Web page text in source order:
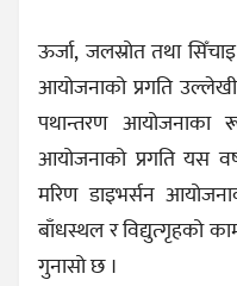
ऊर्जा, जलस्रोत तथा सिँचाइ
आयोजनाको प्रगति
पथान्तरण आयोजनाका
आयोजनाको प्रगति यस
मरिण डाइभर्सन
बाँधस्थल र विद्युत्गृहको
गुनासो छ ।